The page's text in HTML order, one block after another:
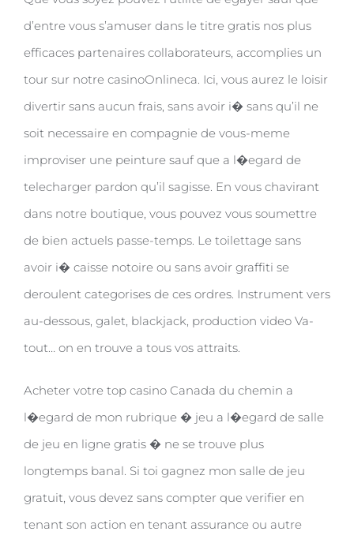
d’entre vous s’amuser dans le titre gratis nos plus
efficaces partenaires collaborateurs, accomplies un
tour sur notre casinoOnlineca. Ici, vous aurez le loisir
divertir sans aucun frais, sans avoir i� sans qu’il ne
soit necessaire en compagnie de vous-meme
improviser une peinture sauf que a l�egard de
telecharger pardon qu’il sagisse. En vous chavirant
dans notre boutique, vous pouvez vous soumettre
de bien actuels passe-temps. Le toilettage sans
avoir i� caisse notoire ou sans avoir graffiti se
deroulent categorises de ces ordres. Instrument vers
au-dessous, galet, blackjack, production video Va-
tout… on en trouve a tous vos attraits.
Acheter votre top casino Canada du chemin a
l�egard de mon rubrique � jeu a l�egard de salle
de jeu en ligne gratis � ne se trouve plus
longtemps banal. Si toi gagnez mon salle de jeu
gratuit, vous devez sans compter que verifier en
tenant son action en tenant assurance ou autre